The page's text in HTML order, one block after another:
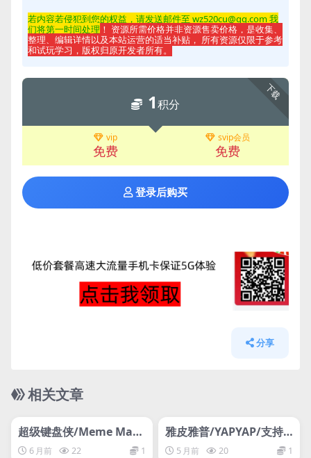
若内容若侵犯到您的权益，请发送邮件至 wz520cu@qq.com 我
们将第一时间处理 ！ 资源所需价格并非资源售卖价格，是收集、
整理、编辑详情以及本站运营的适当补贴， 所有资源仅限于参考
和试玩学习，版权归原开发者所有。
下载
1积分
vip
免费
svip会员
免费
登录后购买
分享
相关文章
超级键盘侠/Meme May
hem6 月前 22 1
雅皮雅普/YAPYAP/支持
网络联机
5 月前 20 1